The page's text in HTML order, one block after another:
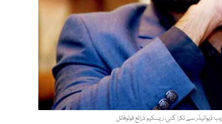
سے ٹکرا گئی، ریسکیو ذرائع فوٹوفائل